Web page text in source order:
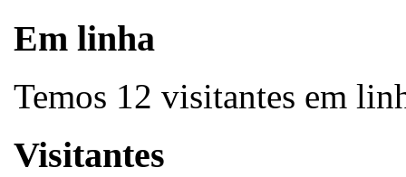
Em linha
Temos 12 visitantes em
Visitantes